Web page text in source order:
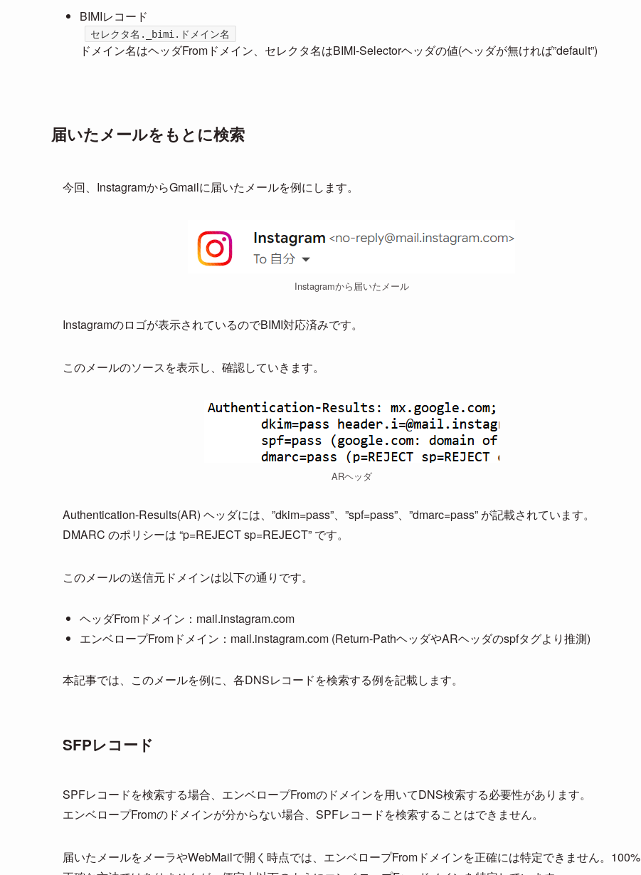
BIMIレコード
セレクタ名._bimi.ドメイン名
ドメイン名はヘッダFromドメイン、セレクタ名はBIMI-Selectorヘッダの値(ヘッダが無ければ”default”)
届いたメールをもとに検索
今回、InstagramからGmailに届いたメールを例にします。
Instagramから届いたメール
Instagramのロゴが表示されているのでBIMI対応済みです。
このメールのソースを表示し、確認していきます。
ARヘッダ
Authentication-Results(AR) ヘッダには、”dkim=pass”、”spf=pass”、”dmarc=pass” が記載されています。
DMARC のポリシーは “p=REJECT sp=REJECT” です。
このメールの送信元ドメインは以下の通りです。
ヘッダFromドメイン：mail.instagram.com
エンベロープFromドメイン：mail.instagram.com (Return-PathヘッダやARヘッダのspfタグより推測)
本記事では、このメールを例に、各DNSレコードを検索する例を記載します。
SFPレコード
SPFレコードを検索する場合、エンベロープFromのドメインを用いてDNS検索する必要性があります。
エンベロープFromのドメインが分からない場合、SPFレコードを検索することはできません。
届いたメールをメーラやWebMailで開く時点では、エンベロープFromドメインを正確には特定できません。100%